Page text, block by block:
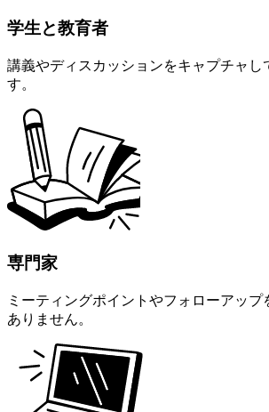
学生と教育者
講義やディスカッションをキャプチャし
す。
専門家
ミーティングポイントやフォローアップ
ありません。